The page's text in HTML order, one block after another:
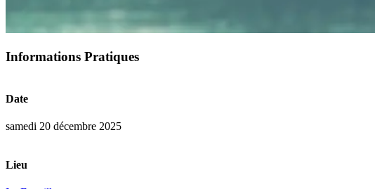
Informations Pratiques
Date
samedi 20 décembre 2025
Lieu